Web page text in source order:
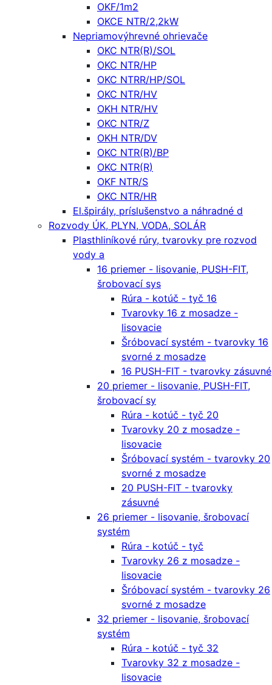
OKF/1m2
OKCE NTR/2,2kW
Nepriamovýhrevné ohrievače
OKC NTR(R)/SOL
OKC NTR/HP
OKC NTRR/HP/SOL
OKC NTR/HV
OKH NTR/HV
OKC NTR/Z
OKH NTR/DV
OKC NTR(R)/BP
OKC NTR(R)
OKF NTR/S
OKC NTR/HR
El.špirály, príslušenstvo a náhradné d
Rozvody ÚK, PLYN, VODA, SOLÁR
Plasthliníkové rúry, tvarovky pre rozvod
vody a
16 priemer - lisovanie, PUSH-FIT,
šrobovací sys
Rúra - kotúč - tyč 16
Tvarovky 16 z mosadze -
lisovacie
Šróbovací systém - tvarovky 16
svorné z mosadze
16 PUSH-FIT - tvarovky zásuvné
20 priemer - lisovanie, PUSH-FIT,
šrobovací sy
Rúra - kotúč - tyč 20
Tvarovky 20 z mosadze -
lisovacie
Šróbovací systém - tvarovky 20
svorné z mosadze
20 PUSH-FIT - tvarovky
zásuvné
26 priemer - lisovanie, šrobovací
systém
Rúra - kotúč - tyč
Tvarovky 26 z mosadze -
lisovacie
Šróbovací systém - tvarovky 26
svorné z mosadze
32 priemer - lisovanie, šrobovací
systém
Rúra - kotúč - tyč 32
Tvarovky 32 z mosadze -
lisovacie